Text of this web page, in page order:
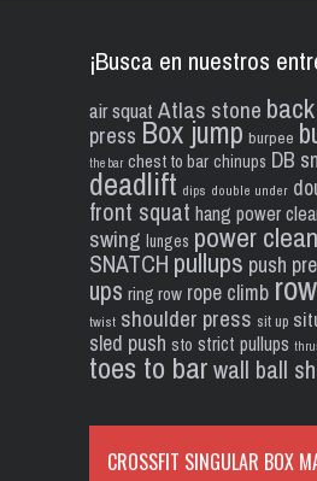
¡Busca en nuestros
air squat Atlas stone
press Box jump burpee
the bar chest to bar chinups DB
deadlift dips double under
front squat hang power
swing lunges power clean
SNATCH pullups push
ups ring row rope climb row
twist shoulder press sit up
sled push sto strict pullups
toes to barwall ball
CROSSFIT SINGULAR BOX